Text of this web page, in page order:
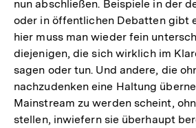
nun abschließen. Beispiele in der
oder in öffentlichen Debatten gibt
hier muss man wieder fein
diejenigen, die sich wirklich im
sagen oder tun. Und andere, die
nachzudenken eine Haltung
Mainstream zu werden scheint,
stellen, inwiefern sie überhaupt